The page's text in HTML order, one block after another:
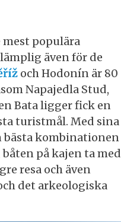
mest populära
även för de
och Hodonín är 80
Napajedla Stud,
Bata ligger fick en
turistmål. Med sina
bästa kombinationen
på kajen ta med
resa och även
det arkeologiska